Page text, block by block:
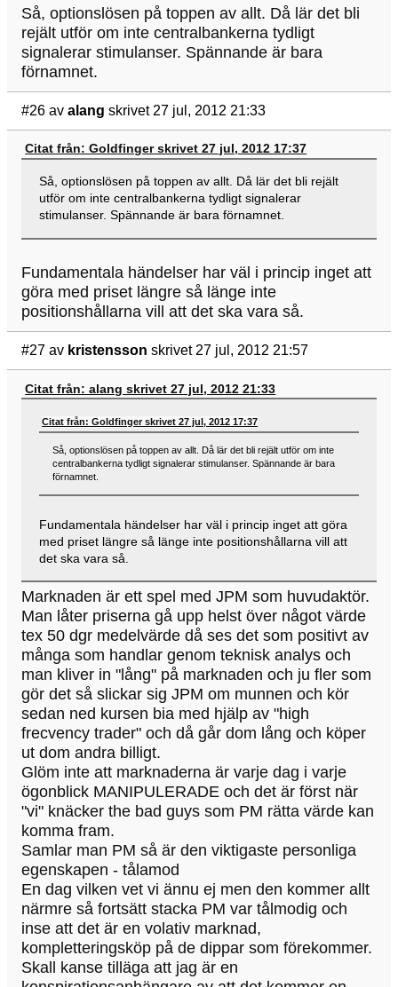
Så, optionslösen på toppen av allt. Då lär det bli
rejält utför om inte centralbankerna tydligt
signalerar stimulanser. Spännande är bara
förnamnet.
#26 av alang skrivet 27 jul, 2012 21:33
Citat från: Goldfinger skrivet 27 jul, 2012 17:37
Så, optionslösen på toppen av allt. Då lär det bli rejält
utför om inte centralbankerna tydligt signalerar
stimulanser. Spännande är bara förnamnet.
Fundamentala händelser har väl i princip inget att
göra med priset längre så länge inte
positionshållarna vill att det ska vara så.
#27 av kristensson skrivet 27 jul, 2012 21:57
Citat från: alang skrivet 27 jul, 2012 21:33
Citat från: Goldfinger skrivet 27 jul, 2012 17:37
Så, optionslösen på toppen av allt. Då lär det bli rejält utför om inte
centralbankerna tydligt signalerar stimulanser. Spännande är bara
förnamnet.
Fundamentala händelser har väl i princip inget att göra
med priset längre så länge inte positionshållarna vill att
det ska vara så.
Marknaden är ett spel med JPM som huvudaktör.
Man låter priserna gå upp helst över något värde
tex 50 dgr medelvärde då ses det som positivt av
många som handlar genom teknisk analys och
man kliver in "lång" på marknaden och ju fler som
gör det så slickar sig JPM om munnen och kör
sedan ned kursen bia med hjälp av "high
frecvency trader" och då går dom lång och köper
ut dom andra billigt.
Glöm inte att marknaderna är varje dag i varje
ögonblick MANIPULERADE och det är först när
"vi" knäcker the bad guys som PM rätta värde kan
komma fram.
Samlar man PM så är den viktigaste personliga
egenskapen - tålamod
En dag vilken vet vi ännu ej men den kommer allt
närmre så fortsätt stacka PM var tålmodig och
inse att det är en volativ marknad,
kompletteringsköp på de dippar som förekommer.
Skall kanse tilläga att jag är en